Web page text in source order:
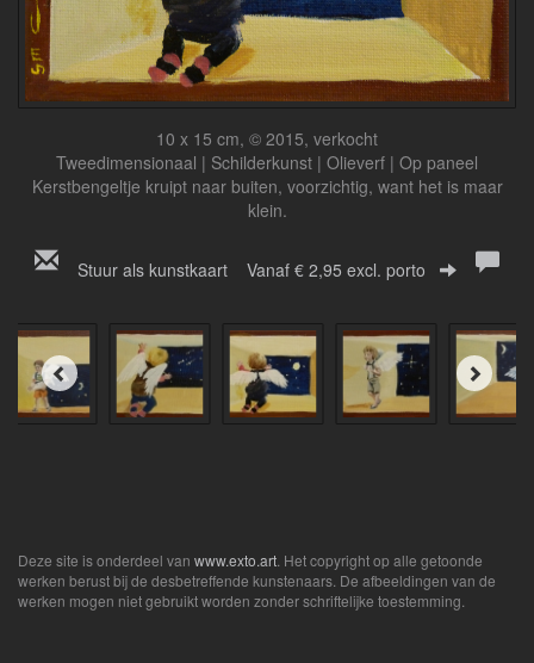
10 x 15 cm, © 2015, verkocht
Tweedimensionaal | Schilderkunst | Olieverf | Op paneel
Kerstbengeltje kruipt naar buiten, voorzichtig, want het is maar
klein.
Stuur als kunstkaart Vanaf € 2,95 excl. porto
Deze site is onderdeel van www.exto.art . Het copyright op alle getoonde
werken berust bij de desbetreffende kunstenaars. De afbeeldingen van de
werken mogen niet gebruikt worden zonder schriftelijke toestemming.